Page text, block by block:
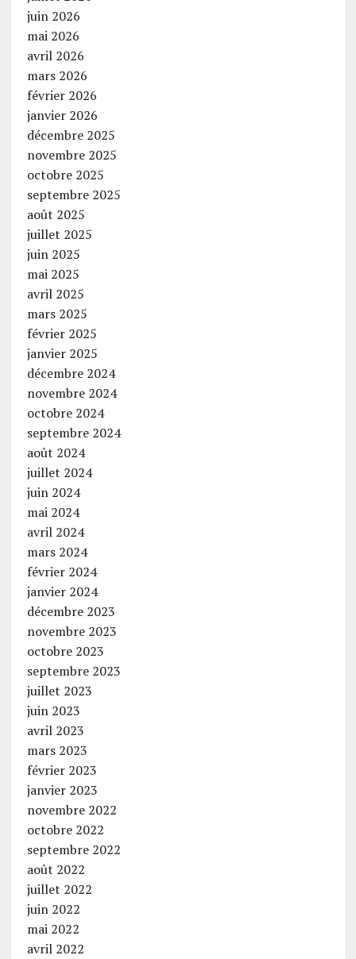
juin 2026
mai 2026
avril 2026
mars 2026
février 2026
janvier 2026
décembre 2025
novembre 2025
octobre 2025
septembre 2025
août 2025
juillet 2025
juin 2025
mai 2025
avril 2025
mars 2025
février 2025
janvier 2025
décembre 2024
novembre 2024
octobre 2024
septembre 2024
août 2024
juillet 2024
juin 2024
mai 2024
avril 2024
mars 2024
février 2024
janvier 2024
décembre 2023
novembre 2023
octobre 2023
septembre 2023
juillet 2023
juin 2023
avril 2023
mars 2023
février 2023
janvier 2023
novembre 2022
octobre 2022
septembre 2022
août 2022
juillet 2022
juin 2022
mai 2022
avril 2022